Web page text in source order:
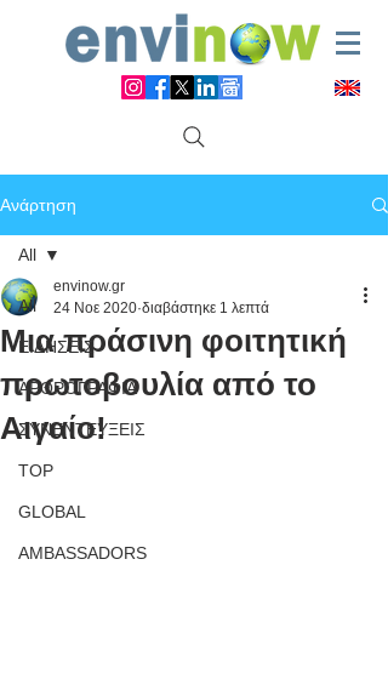
Ανάρτηση
All
ΕΙΔΗΣΕΙΣ
ΑΡΘΡΟΓΡΑΦΙΑ
ΣΥΝΕΝΤΕΥΞΕΙΣ
TOP
GLOBAL
AMBASSADORS
All
Μια πράσινη φοιτητική
πρωτοβουλία από το
Αιγαίο!
envinow.gr
24 Νοε 2020 διαβάστηκε 1 λεπτά